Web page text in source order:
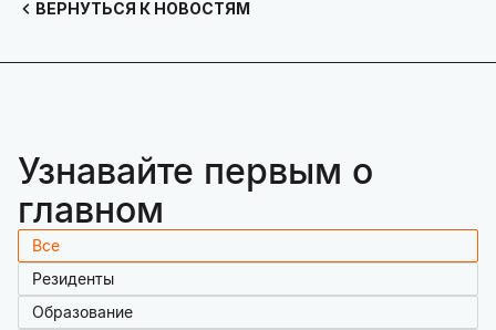
ВЕРНУТЬСЯ К НОВОСТЯМ
Узнавайте первым о
главном
Все
Резиденты
Образование